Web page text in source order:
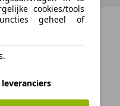
cookies/tools
geheel of